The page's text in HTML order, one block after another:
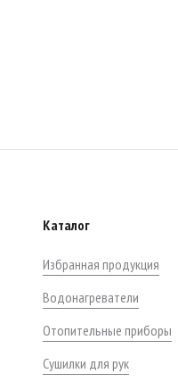
Каталог
Избранная продукция
Водонагреватели
Отопительные приборы
Сушилки для рук